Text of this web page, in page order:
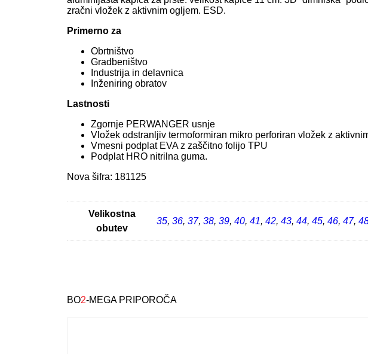
zračni vložek z aktivnim ogljem. ESD.
Primerno za
Obrtništvo
Gradbeništvo
Industrija in delavnica
Inženiring obratov
Lastnosti
Zgornje PERWANGER usnje
Vložek odstranljiv termoformiran mikro perforiran vložek z
Vmesni podplat EVA z zaščitno folijo TPU
Podplat HRO nitrilna guma.
Nova šifra: 181125
Velikostna
obutev
35, 36, 37, 38, 39, 40, 41, 42, 43, 44, 45, 46, 47,
BO2-MEGA PRIPOROČA